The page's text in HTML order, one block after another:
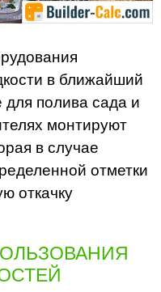
в ближайший
полива сада и
монтируют
в случае
отметки
откачку